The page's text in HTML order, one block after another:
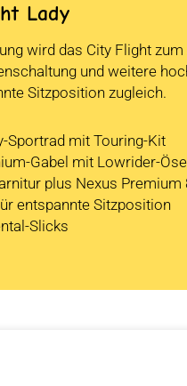
Lady
wird das City Flight
und weitere
Sitzposition zugleich.
Sportrad mit Touring-Kit
Gabel mit Lowrider-
plus Nexus
entspannte Sitzposition
Slicks